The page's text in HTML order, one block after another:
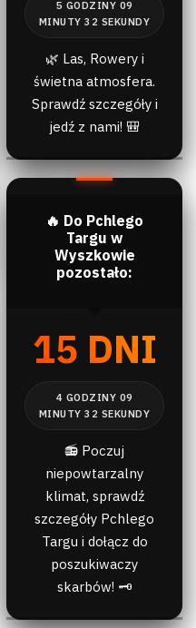
🌿 Las, Rowery i
świetna atmosfera.
Sprawdź szczegóły i
jedź z nami! 🎒
🔥 Do Pchlego
Targu w
Wyszkowie
pozostało:
15 DNI
📻 Poczuj
niepowtarzalny
klimat, sprawdź
szczegóły Pchlego
Targu i dołącz do
poszukiwaczy
skarbów! 🗝️